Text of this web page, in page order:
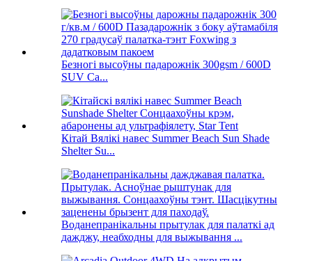
Безногі высоўны падарожнік 300gsm / 600D
SUV Ca...
Кітай Вялікі навес Summer Beach Sun Shade
Shelter Su...
Воданепранікальны прытулак для палаткі ад
дажджу, неабходны для выжывання ...